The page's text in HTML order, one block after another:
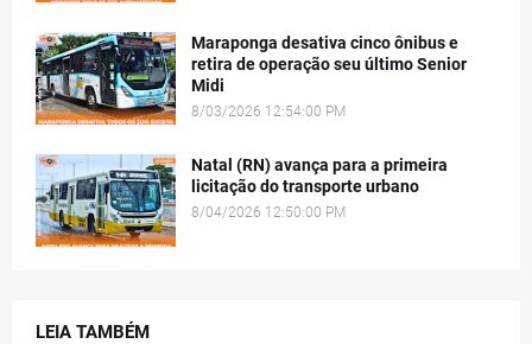
Maraponga desativa cinco ônibus e
retira de operação seu último Senior
Midi
8/03/2026 12:54:00 PM
Natal (RN) avança para a primeira
licitação do transporte urbano
8/04/2026 12:50:00 PM
LEIA TAMBÉM